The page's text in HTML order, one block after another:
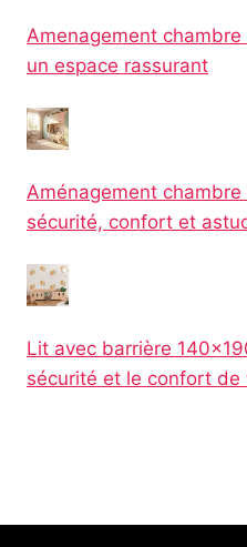
Amenagement
un espace rassurant
Aménagement
sécurité, confort et
Lit avec barrière
sécurité et le confort de